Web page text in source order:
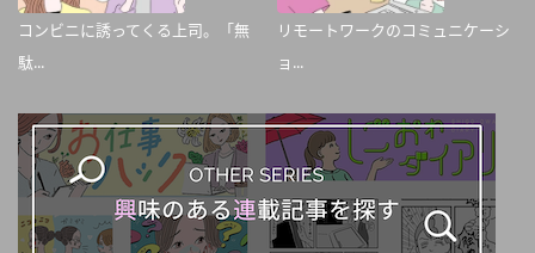
コンビニに誘ってくる上司。「無
駄...
リモートワークのコミュニケーシ
ョ...